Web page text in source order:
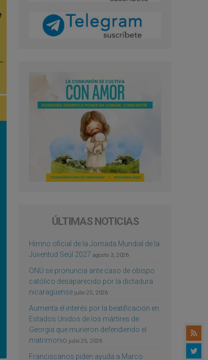
ÚLTIMAS NOTICIAS
Himno oficial de la Jornada Mundial de la
Juventud Seúl 2027 agosto 3, 2026
ONU se pronuncia ante caso de obispo
católico desaparecido por la dictadura
nicaragüense julio 25, 2026
Aumenta el interés por la beatificación en
Estados Unidos de los mártires de
Georgia que murieron defendiendo el
matrimonio julio 25, 2026
Franciscanos piden ayuda a Marco